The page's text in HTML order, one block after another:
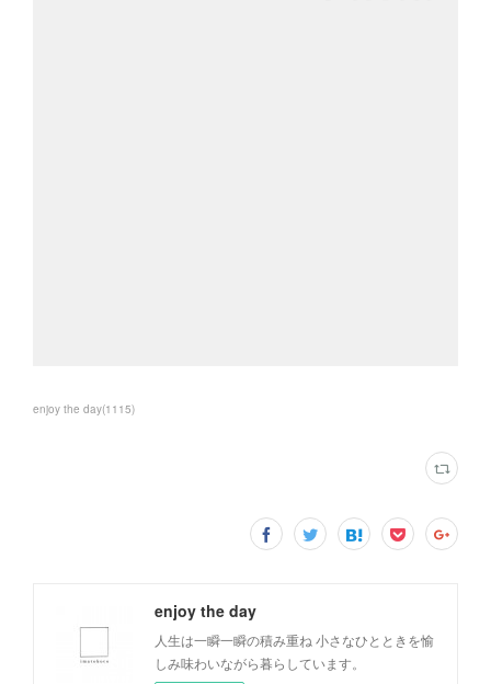
enjoy the day(1115)
enjoy the day
人生は一瞬一瞬の積み重ね 小さなひとときを愉
しみ味わいながら暮らしています。